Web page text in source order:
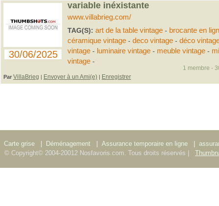
30/06/2025
variable inéxistante
www.villabrieg.com/
TAG(S): art de la table vintage- brocante en
céramique vintage- deco vintage- déco
vintage- luminaire vintage- meuble vintage-
vintage-
Par VillaBrieg | Envoyer à un Ami(e) | Enregistrer
1 membre -
Carte grise Déménagement Assurance temporaire en ligne
© Copyright© 2004-20012 Nosfavoris.com. Tous droits réservés |